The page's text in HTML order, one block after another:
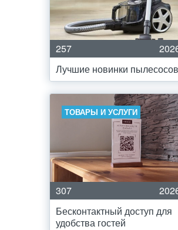
257
Лучшие новинки пылесосов
ТОВАРЫ И УСЛУГИ
307
Бесконтактный доступ для
удобства гостей